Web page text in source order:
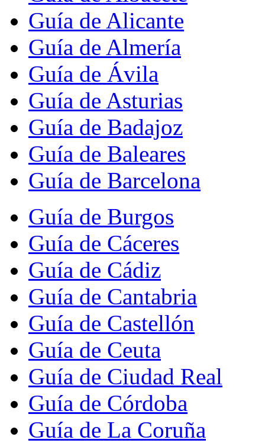
Guía de Alicante
Guía de Almería
Guía de Ávila
Guía de Asturias
Guía de Badajoz
Guía de Baleares
Guía de Barcelona
Guía de Burgos
Guía de Cáceres
Guía de Cádiz
Guía de Cantabria
Guía de Castellón
Guía de Ceuta
Guía de Ciudad Real
Guía de Córdoba
Guía de La Coruña